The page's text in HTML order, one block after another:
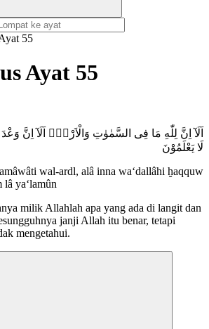
55
Ayat 55
اَلَآ اِنَّ لِلّٰهِ مَا فِى السَّمٰوٰتِ وَالْاَرْضِۗ اَلَآ اِنَّ
لَا يَعْلَمُوْنَ
wal-ardl, alâ inna wa‘dallâhi ḫaqquw
lâ ya‘lamûn
milik Allahlah apa yang ada di langit dan
janji Allah itu benar, tetapi
mengetahui.